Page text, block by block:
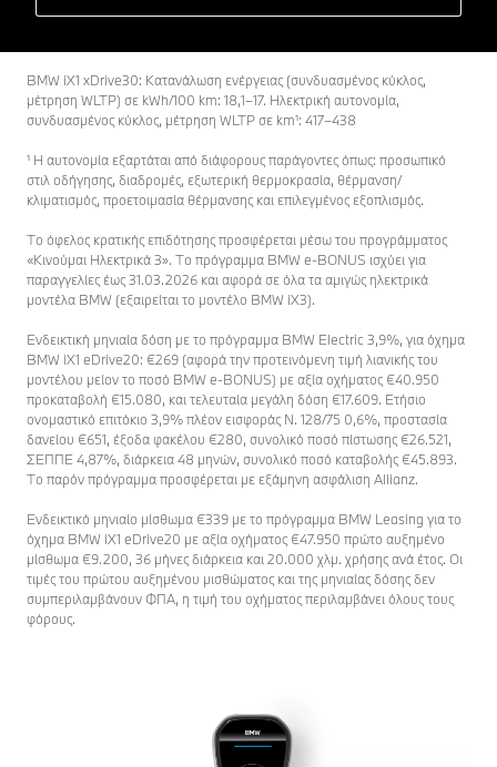
BMW iX1 xDrive30: Κατανάλωση ενέργειας (συνδυασμένος κύκλος,
μέτρηση WLTP) σε kWh/100 km: 18,1–17. Ηλεκτρική αυτονομία,
συνδυασμένος κύκλος, μέτρηση WLTP σε km¹: 417–438
¹ Η αυτονομία εξαρτάται από διάφορους παράγοντες όπως: προσωπικό
στιλ οδήγησης, διαδρομές, εξωτερική θερμοκρασία, θέρμανση/
κλιματισμός, προετοιμασία θέρμανσης και επιλεγμένος εξοπλισμός.
Το όφελος κρατικής επιδότησης προσφέρεται μέσω του προγράμματος
«Κινούμαι Ηλεκτρικά 3». Το πρόγραμμα BMW e-BONUS ισχύει για
παραγγελίες έως 31.03.2026 και αφορά σε όλα τα αμιγώς ηλεκτρικά
μοντέλα BMW (εξαιρείται το μοντέλο BMW iX3).
Ενδεικτική μηνιαία δόση με το πρόγραμμα BMW Electric 3,9%, για όχημα
BMW iX1 eDrive20: €269 (αφορά την προτεινόμενη τιμή λιανικής του
μοντέλου μείον το ποσό BMW e-BONUS) με αξία οχήματος €40.950
προκαταβολή €15.080, και τελευταία μεγάλη δόση €17.609. Ετήσιο
ονομαστικό επιτόκιο 3,9% πλέον εισφοράς Ν. 128/75 0,6%, προστασία
δανείου €651, έξοδα φακέλου €280, συνολικό ποσό πίστωσης €26.521,
ΣΕΠΠΕ 4,87%, διάρκεια 48 μηνών, συνολικό ποσό καταβολής €45.893.
Το παρόν πρόγραμμα προσφέρεται με εξάμηνη ασφάλιση Αllianz.
Ενδεικτικό μηνιαίο μίσθωμα €339 με το πρόγραμμα BMW Leasing για το
όχημα BMW iX1 eDrive20 με αξία οχήματος €47.950 πρώτο αυξημένο
μίσθωμα €9.200, 36 μήνες διάρκεια και 20.000 χλμ. χρήσης ανά έτος. Οι
τιμές του πρώτου αυξημένου μισθώματος και της μηνιαίας δόσης δεν
συμπεριλαμβάνουν ΦΠΑ, η τιμή του οχήματος περιλαμβάνει όλους τους
φόρους.